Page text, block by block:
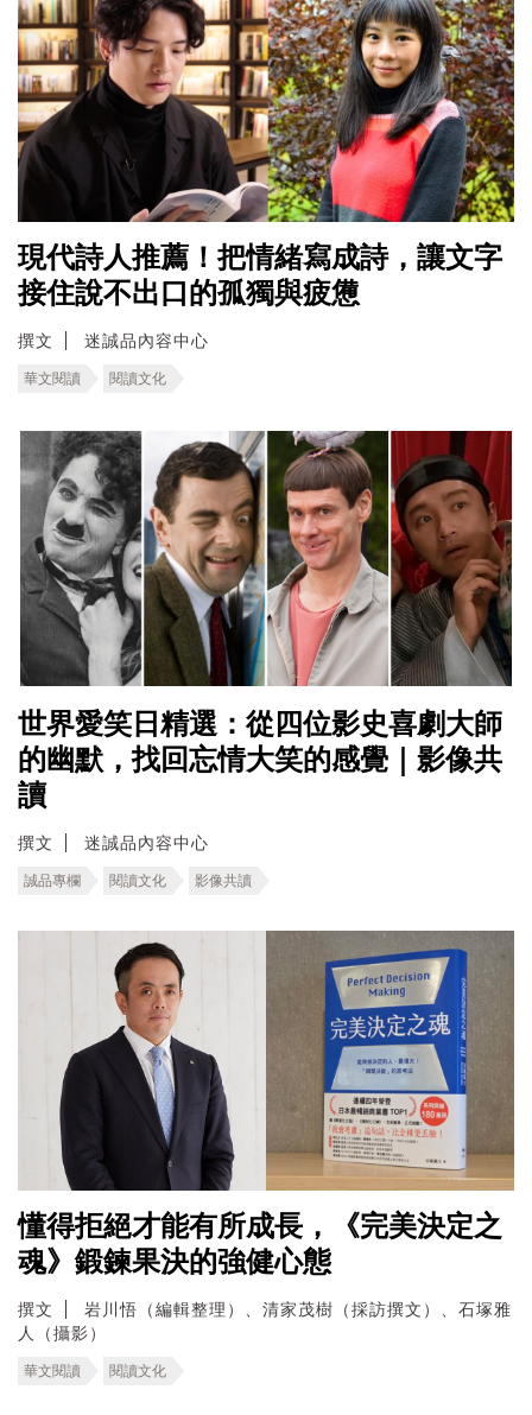
現代詩人推薦！把情緒寫成詩，讓文字
接住說不出口的孤獨與疲憊
撰文 迷誠品內容中心
華文閱讀 閱讀文化
世界愛笑日精選：從四位影史喜劇大師
的幽默，找回忘情大笑的感覺｜影像共
讀
撰文 迷誠品內容中心
誠品專欄 閱讀文化 影像共讀
懂得拒絕才能有所成長，《完美決定之
魂》鍛鍊果決的強健心態
撰文
岩川悟（編輯整理）、清家茂樹（採訪撰文）、石塚雅
人（攝影）
華文閱讀 閱讀文化